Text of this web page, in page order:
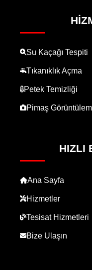
Su Kaçağı Tespiti
Tıkanıklık Açma
Petek Temizliği
Pimaş
HIZLI
Ana Sayfa
Hizmetler
Tesisat Hizmetleri
Bize Ulaşın